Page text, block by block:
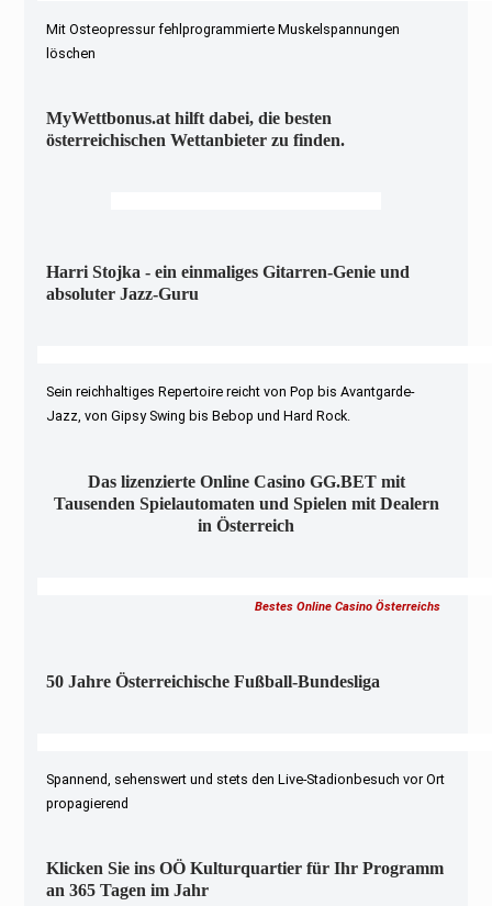
Mit Osteopressur fehlprogrammierte Muskelspannungen
löschen
MyWettbonus.at hilft dabei, die besten
österreichischen Wettanbieter zu finden.
Harri Stojka - ein einmaliges Gitarren-Genie und
absoluter Jazz-Guru
Sein reichhaltiges Repertoire reicht von Pop bis Avantgarde-
Jazz, von Gipsy Swing bis Bebop und Hard Rock.
Das lizenzierte Online Casino GG.BET mit
Tausenden Spielautomaten und Spielen mit Dealern
in Österreich
Bestes Online Casino Österreichs
50 Jahre Österreichische Fußball-Bundesliga
Spannend, sehenswert und stets den Live-Stadionbesuch vor Ort
propagierend
Klicken Sie ins OÖ Kulturquartier für Ihr Programm
an 365 Tagen im Jahr